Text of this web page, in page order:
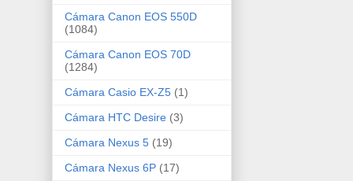
Cámara Canon EOS 550D
(1084)
Cámara Canon EOS 70D
(1284)
Cámara Casio EX-Z5 (1)
Cámara HTC Desire (3)
Cámara Nexus 5 (19)
Cámara Nexus 6P (17)